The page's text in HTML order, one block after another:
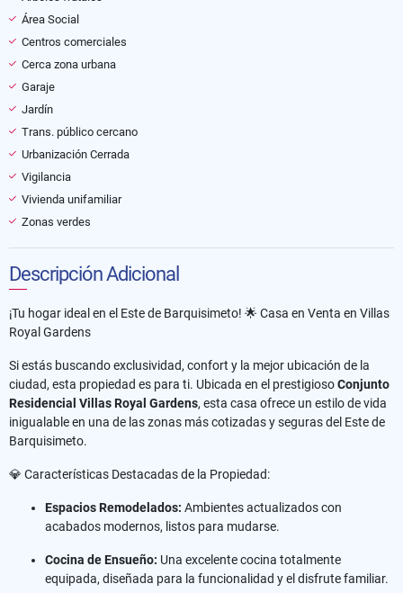
Área Social
Centros comerciales
Cerca zona urbana
Garaje
Jardín
Trans. público cercano
Urbanización Cerrada
Vigilancia
Vivienda unifamiliar
Zonas verdes
Descripción Adicional
¡Tu hogar ideal en el Este de Barquisimeto! 🌟 Casa en Venta en Villas
Royal Gardens
Si estás buscando exclusividad, confort y la mejor ubicación de la
ciudad, esta propiedad es para ti. Ubicada en el prestigiosoConjunto
Residencial Villas Royal Gardens, esta casa ofrece un estilo de vida
inigualable en una de las zonas más cotizadas y seguras del Este de
Barquisimeto.
💎 Características Destacadas de la Propiedad:
Espacios Remodelados: Ambientes actualizados con
acabados modernos, listos para mudarse.
Cocina de Ensueño: Una excelente cocina totalmente
equipada, diseñada para la funcionalidad y el disfrute familiar.